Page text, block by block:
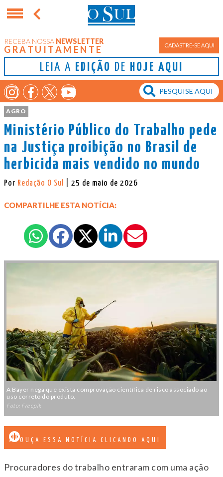
RECEBA NOSSA NEWSLETTER
GRATUITAMENTE CADASTRE-SE AQUI
LEIA A EDIÇÃO DE HOJE AQUI
AGRO
Ministério Público do Trabalho pede
na Justiça proibição no Brasil de
herbicida mais vendido no mundo
Por Redação O Sul | 25 de maio de 2026
COMPARTILHE ESTA NOTÍCIA:
A Bayer nega que exista comprovação científica de risco associado ao
uso correto do produto.
Foto: Freepik
OUÇA ESSA NOTÍCIA CLICANDO AQUI
Procuradores do trabalho entraram com uma ação